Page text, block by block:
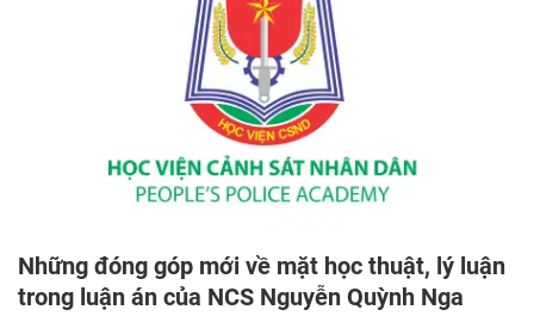
Những đóng góp mới về mặt học thuật, lý luận
trong luận án của NCS Nguyễn Quỳnh Nga